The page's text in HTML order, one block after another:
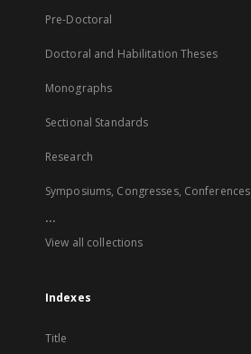
Pre-Doctoral
Doctoral and Habilitation Theses
Monographs
Sectional Standards
Research
Symposiums, Congresses, Conferences
...
View all collections
Indexes
Title